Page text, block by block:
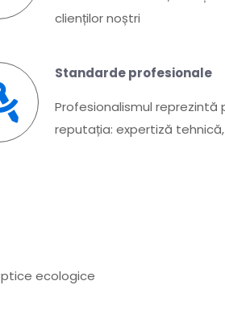
clienților noștri
Standarde profesionale
Profesionalismul reprezintă
reputația: expertiză
ecologice